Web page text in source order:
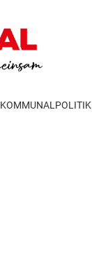
KOMMUNALPOLITIK